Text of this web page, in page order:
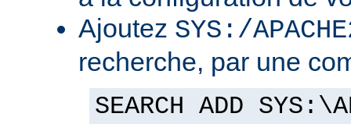
Ajoutez SYS:/
recherche, par une
SEARCH ADD